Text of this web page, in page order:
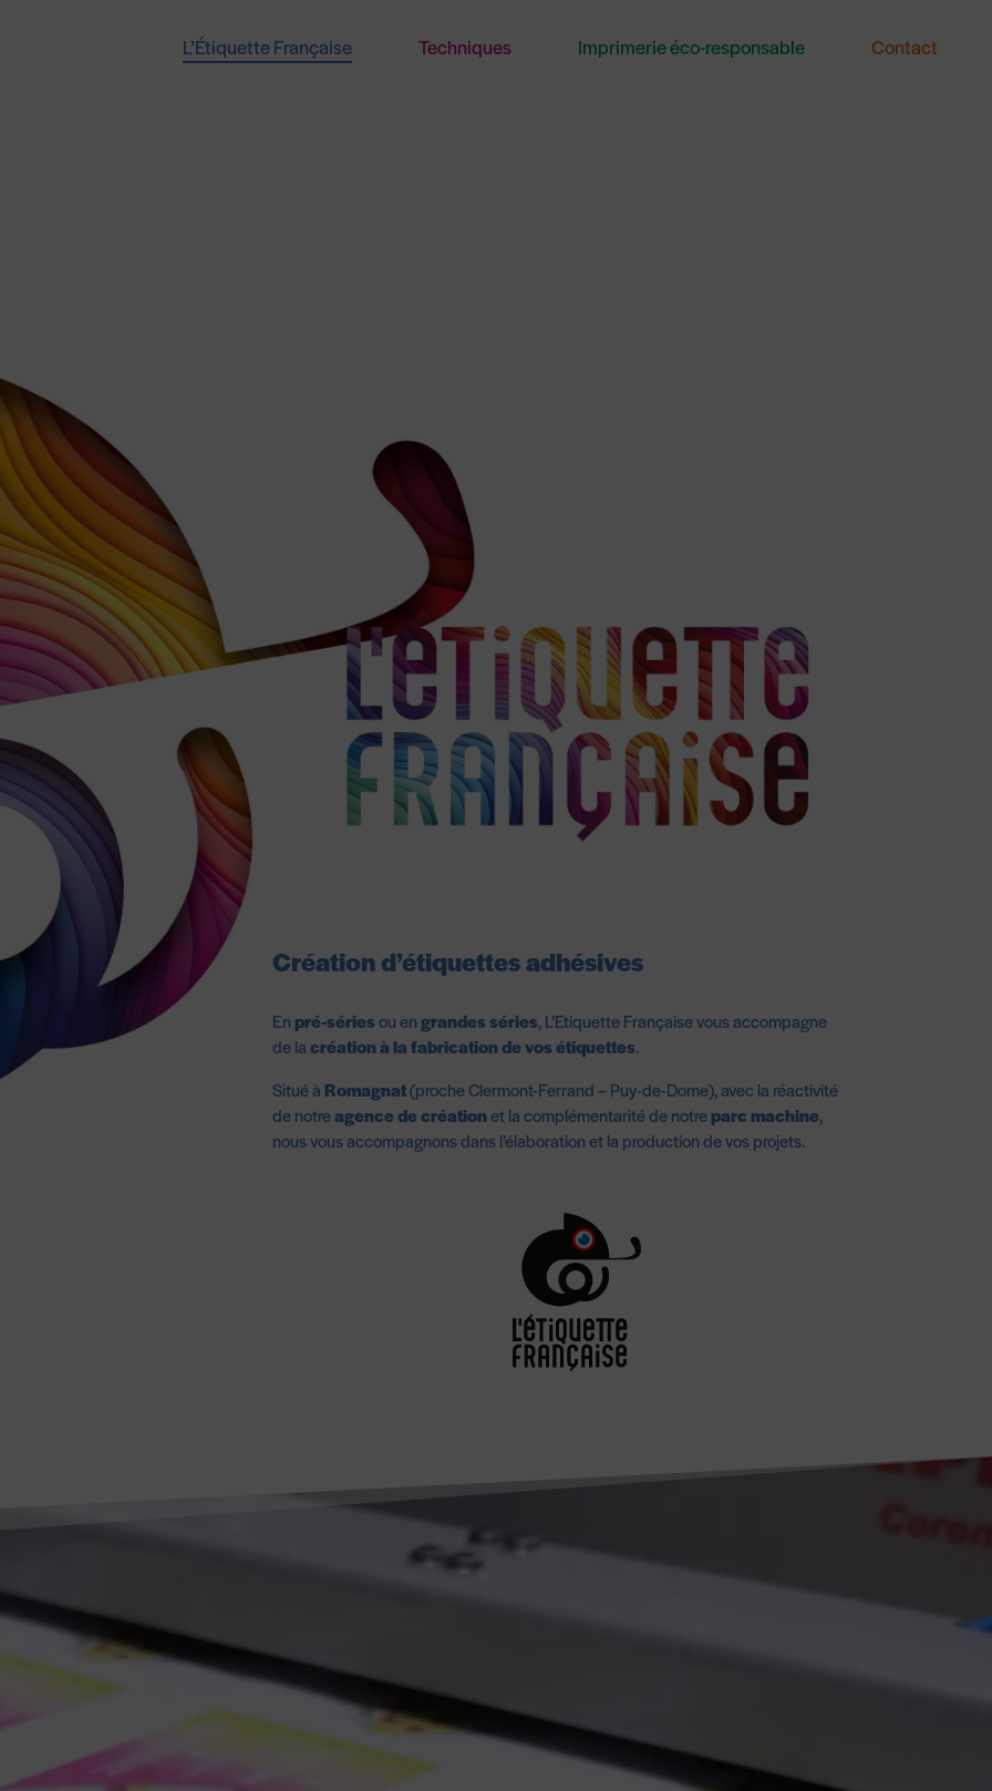
L’Étiquette Française Techniques Imprimerie éco-responsable Contact
Création d’étiquettes adhésives
Enpré-sériesou engrandes séries, L’Etiquette Française vous accompagne
de lacréation à la fabrication de vos étiquettes.
Situé à Romagnat(proche Clermont-Ferrand – Puy-de-Dome), avec la réactivité
de notreagence de créationet la complémentarité de notreparc machine,
nous vous accompagnons dans l’élaboration et la production de vos projets.